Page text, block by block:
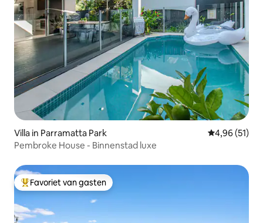
Villa in Parramatta Park Gemiddelde
4,96 (51)
Pembroke House - Binnenstad luxe
Topfavoriet van gasten
Favoriet van gasten